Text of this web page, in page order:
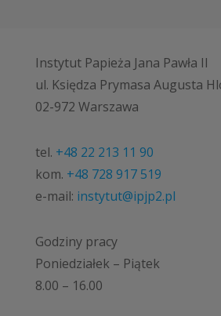
Instytut Papieża Jana Pawła II
ul. Księdza Prymasa Augusta
02-972 Warszawa
tel. +48 22 213 11 90
kom. +48 728 917 519
e-mail: instytut@ipjp2.pl
Godziny pracy
Poniedziałek – Piątek
8.00 – 16.00